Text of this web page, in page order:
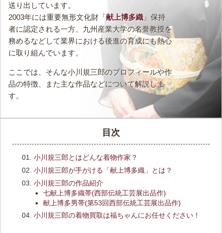
送り出しています。
2003年には重要無形文化財「献上博多織 」保持
者に認定される一方、九州産業大学の名誉教授を
務めるなどして業界における後進の育成にも熱心
に取り組んでいます。
ここでは、そんな小川規三郎のプロフィールや作
品の特徴、また主な作品などについて解説しま
す。
目次
小川規三郎とはどんな着物作家？
小川規三郎が手がける「献上博多織」とは？
小川規三郎の作品紹介
七献上博多織帯(西部伝統工芸展出品作)
献上博多男帯(第53回西部伝統工芸展出品作)
小川規三郎の着物買取は福ちゃんにお任せください！